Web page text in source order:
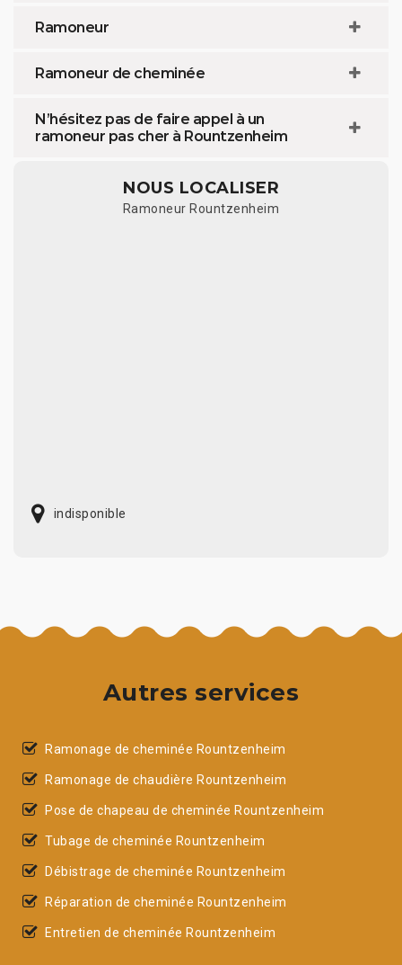
Ramoneur
Ramoneur de cheminée
N’hésitez pas de faire appel à un
ramoneur pas cher à Rountzenheim
NOUS LOCALISER
Ramoneur Rountzenheim
indisponible
Autres services
Ramonage de cheminée Rountzenheim
Ramonage de chaudière Rountzenheim
Pose de chapeau de cheminée Rountzenheim
Tubage de cheminée Rountzenheim
Débistrage de cheminée Rountzenheim
Réparation de cheminée Rountzenheim
Entretien de cheminée Rountzenheim